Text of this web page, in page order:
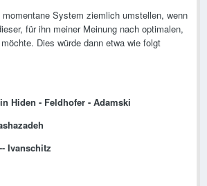
System ziemlich umstellen, wenn
für ihn meiner Meinung nach optimalen,
Dies würde dann etwa wie folgt
Hiden - Feldhofer - Adamski
Ivanschitz